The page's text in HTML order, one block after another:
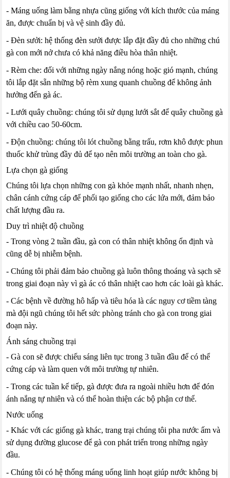
- Máng uống làm bằng nhựa cũng giống với kích thước của máng
ăn, được chuẩn bị và vệ sinh đầy đủ.
- Đèn sưởi: hệ thống đèn sưởi được lắp đặt đầy đủ cho những chú
gà con mới nở chưa có khả năng điều hòa thân nhiệt.
- Rèm che: đối với những ngày nắng nóng hoặc gió mạnh, chúng
tôi lắp đặt sẵn những bộ rèm xung quanh chuồng để không ảnh
hưởng đến gà ác.
- Lưới quây chuồng: chúng tôi sử dụng lưới sắt để quây chuồng gà
với chiều cao 50-60cm.
- Độn chuồng: chúng tôi lót chuồng bằng trấu, rơm khô được phun
thuốc khử trùng đầy đủ để tạo nên môi trường an toàn cho gà.
Lựa chọn gà giống
Chúng tôi lựa chọn những con gà khỏe mạnh nhất, nhanh nhẹn,
chân cánh cứng cáp để phối tạo giống cho các lứa mới, đảm bảo
chất lượng đầu ra.
Duy trì nhiệt độ chuồng
- Trong vòng 2 tuần đầu, gà con có thân nhiệt không ổn định và
cũng dễ bị nhiễm bệnh.
- Chúng tôi phải đảm bảo chuồng gà luôn thông thoáng và sạch sẽ
trong giai đoạn này vì gà ác có thân nhiệt cao hơn các loài gà khác.
- Các bệnh về đường hô hấp và tiêu hóa là các nguy cơ tiềm tàng
mà đội ngũ chúng tôi hết sức phòng tránh cho gà con trong giai
đoạn này.
Ánh sáng chuồng trại
- Gà con sẽ được chiếu sáng liên tục trong 3 tuần đầu để có thể
cứng cáp và làm quen với môi trường tự nhiên.
- Trong các tuần kế tiếp, gà được đưa ra ngoài nhiều hơn để đón
ánh nắng tự nhiên và có thể hoàn thiện các bộ phận cơ thể.
Nước uống
- Khác với các giống gà khác, trang trại chúng tôi pha nước ấm và
sử dụng đường glucose để gà con phát triển trong những ngày
đầu.
- Chúng tôi có hệ thống máng uống linh hoạt giúp nước không bị